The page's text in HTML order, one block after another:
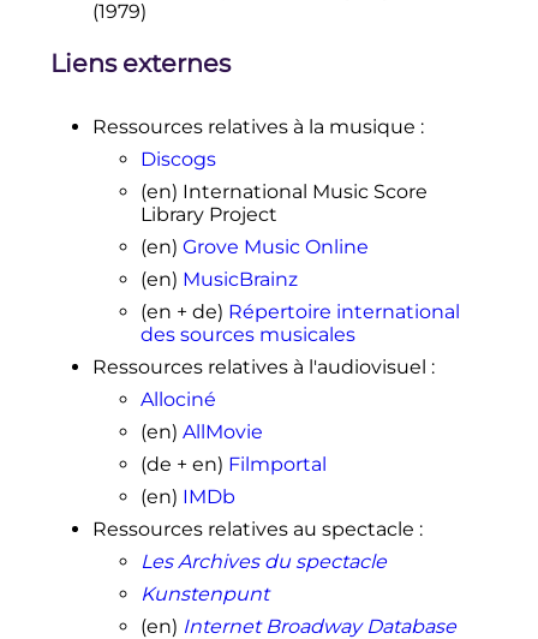
(1979)
Liens externes
Ressources relatives à la musique :
Discogs
(en) International Music Score
Library Project
(en) Grove Music Online
(en) MusicBrainz
(en + de) Répertoire international
des sources musicales
Ressources relatives à l'audiovisuel :
Allociné
(en) AllMovie
(de + en) Filmportal
(en) IMDb
Ressources relatives au spectacle :
Les Archives du spectacle
Kunstenpunt
(en) Internet Broadway Database